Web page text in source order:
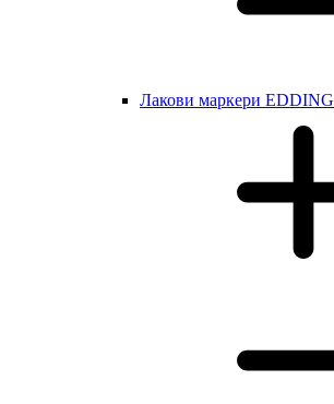
Лакови маркери EDDING